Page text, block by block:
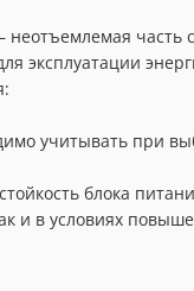
неотъемлемая
эксплуатации
учитывать при
блока
и в условиях